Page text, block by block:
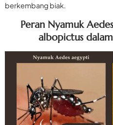
berkembang biak.
Peran Nyamuk
albopictus